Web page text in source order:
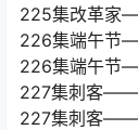
225集改革家
226集端午节
226集端午节
227集刺客——
227集刺客